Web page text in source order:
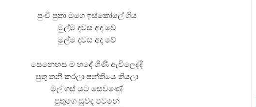
පුංචි පුතා මගෙ ඉස්කෝලේ ගිය
මුල්ම දවස අද වේ
මුල්ම දවස අද වේ
සෙනෙහස ම හදේ ගිණි ඇවිලෙද්දි
පුතු තනි කරලා පන්තියෙ තියලා
මල් ගස් යට සෙවණේ
පුතුගෙ සුවඳ පවනේ